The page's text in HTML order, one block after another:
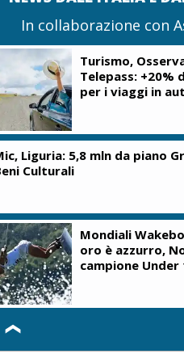
In collaborazione con
Turismo,
Telepass: +20%
per i viaggi in
Liguria: 5,8 mln da piano
Culturali
Mondiali
oro è azzurro,
campione Under
❮